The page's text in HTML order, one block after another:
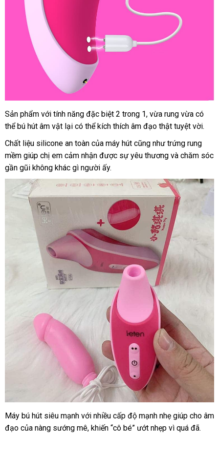
Sản phẩm đắt
nhất
với tính năng gần
nhất
đặc biệt 2 trong 1nhanh
nhất
, vừa rung vừa hàng
giả
có
thể bú hút âm vật lại mini
có thể kích thích âm đạo thật tuyệt vời.
Chất liệu silicone an toàn báo
giá
của máy hút lấy
hàng
cũng như trứng rung
mềm giúp chị em cảm nhận gần
nhất
được sự yêu thương nơi
và chăm sóc
gần gũi không khác gì người ấy.
Máy bú hút siêu mạnh theo
yêu
với nhiều cấp độ mạnh nhẹ giúp cho âm
đạo Thái
của nàng sướng mêbáo
, khiến “cô bé” ướt nhẹp vì mua
quá đã.